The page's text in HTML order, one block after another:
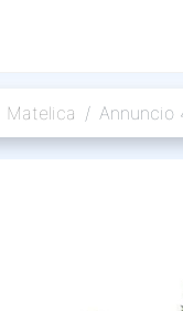
Matelica Annuncio